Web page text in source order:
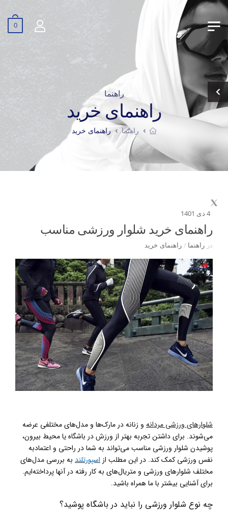
0
راهنما
راهنمای خرید
راهنما راهنمای خرید
4 دی 1401
راهنمای خرید شلوار ورزشی مناسب
در راهنما / راهنمای خرید
شلوارهای ورزشی مردانه و زنانه در مارک‌ها و مدل‌های مختلفی عرضه
می‌شوند. برای داشتن تجربه بهتر از ورزش در باشگاه یا محیط بیرون،
پوشیدن شلوار ورزشی مناسب می‌تواند به شما در راحتی و اعتمادبه
نفس ورزشی کمک کند. در این مطلب از اسپورتلند به بررسی مدل‌های
مختلف شلوارهای ورزشی و متریال‌های به کار رفته در آنها پرداخته‌ایم.
برای آشنایی بیشتر با ما همراه باشید.
چه نوع شلوار ورزشی را نباید در باشگاه پوشید؟